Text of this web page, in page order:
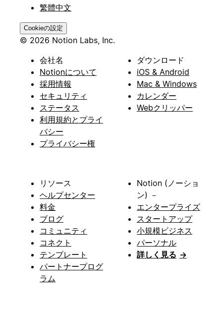
繁體中文
Cookieの設定
© 2026 Notion Labs, Inc.
会社名
Notionについて
採用情報
セキュリティ
ステータス
利用規約とプライ
バシー
プライバシー権
ダウンロード
iOS & Android
Mac & Windows
カレンダー
Webクリッパー
リソース
ヘルプセンター
料金
ブログ
コミュニティ
コネクト
テンプレート
パートナープログ
ラム
Notion (ノーショ
ン) －
エンタープライズ
スタートアップ
小規模ビジネス
パーソナル
詳しく見る →